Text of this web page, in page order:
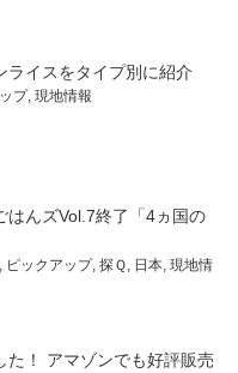
ライスをタイプ別に紹介
プ, 現地情報
はんズVol.7終了「4ヵ国の
, ピックアップ, 探Ｑ, 日本, 現地情
た！ アマゾンでも好評販売